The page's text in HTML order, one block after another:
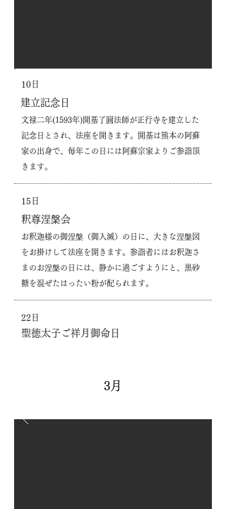
10日
建立記念日
文禄二年(1593年)開基了圓法師が正行寺を建立した
記念日とされ、法座を開きます。開基は熊本の阿蘇
家の出身で、毎年この日には阿蘇宗家よりご参詣頂
きます。
15日
釈尊涅槃会
お釈迦様の御涅槃（御入滅）の日に、大きな涅槃図
をお掛けして法座を開きます。参詣者にはお釈迦さ
まのお涅槃の日には、静かに過ごすようにと、黒砂
糖を混ぜたはったい粉が配られます。
聖徳太子ご祥月御命日
22日
3月